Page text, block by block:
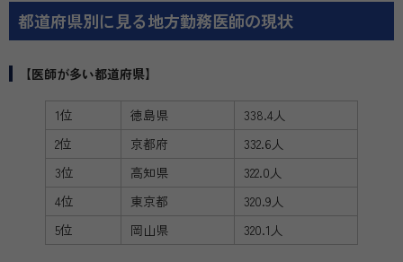
都道府県別に見る地方勤務医師の現状
【医師が多い都道府県】
1位 徳島県
338.4人
2位
京都府
332.6人
3位
高知県
322.0人
4位
東京都
320.9人
5位
岡山県 320.1人